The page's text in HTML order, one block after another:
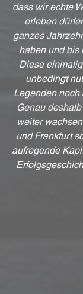
dass wir echte
erleben
ganzes
haben und bis
Diese
unbedingt
Legenden noch
Genau
weiter
und Frankfurt
aufregende